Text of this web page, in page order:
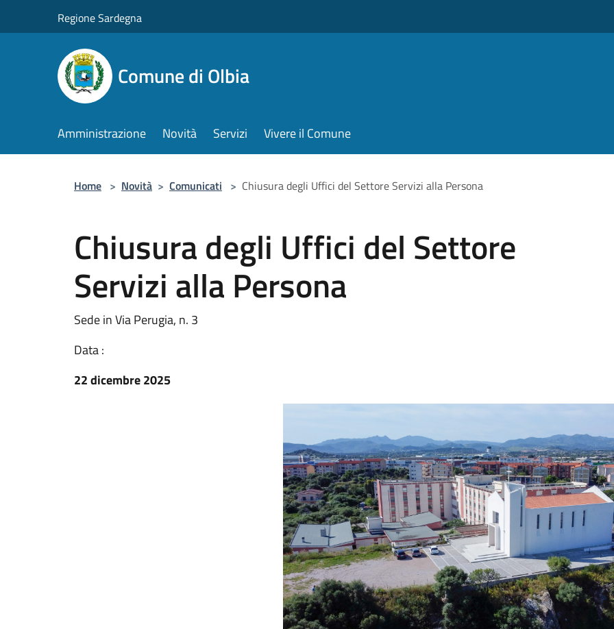
Regione Sardegna
Comune di Olbia
Amministrazione Novità Servizi Vivere il Comune
Home > Novità > Comunicati > Chiusura degli Uffici del Settore Servizi alla Persona
Chiusura degli Uffici del Settore
Servizi alla Persona
Sede in Via Perugia, n. 3
Data :
22 dicembre 2025